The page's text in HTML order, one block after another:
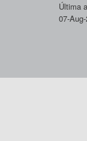
Última
07-